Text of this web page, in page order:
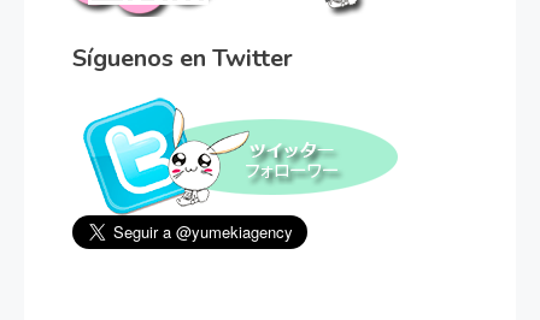
Síguenos en Twitter